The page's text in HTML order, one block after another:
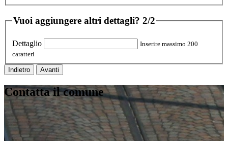
Vuoi aggiungere altri dettagli? 2/2
Dettaglio
Inserire massimo 200
caratteri
Indietro Avanti
Contatta il comune